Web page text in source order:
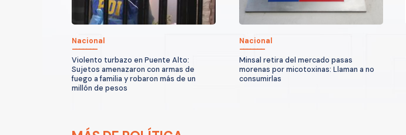
Nacional
Violento turbazo en Puente Alto:
Sujetos amenazaron con armas de
fuego a familia y robaron más de un
millón de pesos
Nacional
Minsal retira del mercado pasas
morenas por micotoxinas: Llaman a no
consumirlas